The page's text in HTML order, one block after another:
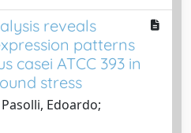
reveals
patterns
casei ATCC 393 in
stress
Edoardo;